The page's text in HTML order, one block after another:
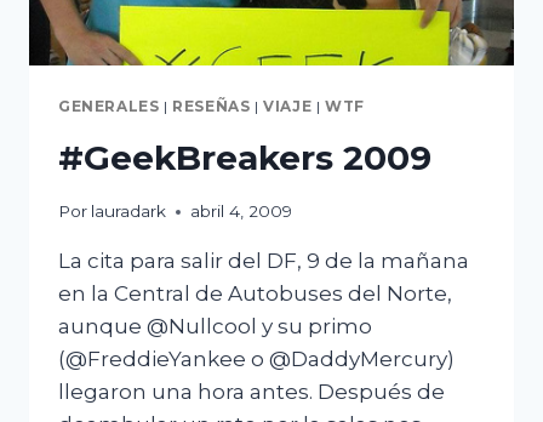
GENERALES | RESEÑAS |VIAJE | WTF
#GeekBreakers 2009
Por lauradark abril 4, 2009
La cita para salir del DF, 9 de la mañana
en la Central de Autobuses del Norte,
aunque @Nullcool y su primo
(@FreddieYankee o @DaddyMercury)
llegaron una hora antes. Después de